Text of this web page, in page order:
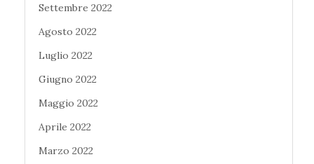
Settembre 2022
Agosto 2022
Luglio 2022
Giugno 2022
Maggio 2022
Aprile 2022
Marzo 2022